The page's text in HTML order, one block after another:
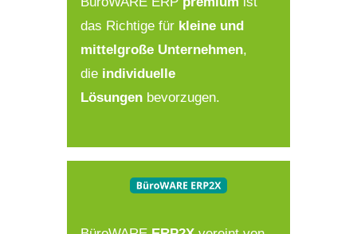
das Richtige für kleine und
mittelgroße Unternehmen,
die individuelle
Lösungen bevorzugen.